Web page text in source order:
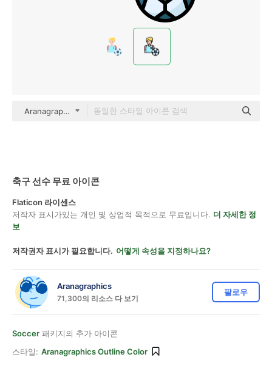
Aranagraphics Outline Color
축구 선수 무료 아이콘
Flaticon 라이센스
저작자 표시가있는 개인 및 상업적 목적으로 무료입니다. 더 자세한 정
보
저작권자 표시가 필요합니다. 어떻게 속성을 지정하나요?
Aranagraphics
71,300의 리소스 다 보기
팔로우
Soccer 패키지의 추가 아이콘
스타일: Aranagraphics Outline Color